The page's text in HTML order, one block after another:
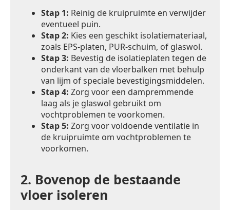
Stap 1: Reinig de kruipruimte en verwijder
eventueel puin.
Stap 2: Kies een geschikt isolatiemateriaal,
zoals EPS-platen, PUR-schuim, of glaswol.
Stap 3: Bevestig de isolatieplaten tegen de
onderkant van de vloerbalken met behulp
van lijm of speciale bevestigingsmiddelen.
Stap 4: Zorg voor een dampremmende
laag als je glaswol gebruikt om
vochtproblemen te voorkomen.
Stap 5: Zorg voor voldoende ventilatie in
de kruipruimte om vochtproblemen te
voorkomen.
2. Bovenop de bestaande
vloer isoleren